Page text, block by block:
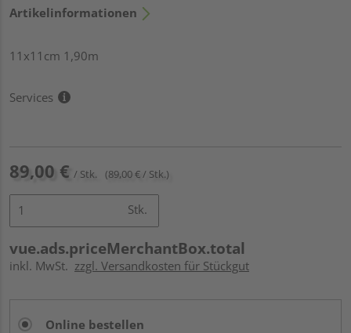
Artikelinformationen
11x11cm 1,90m
Services
89,00 € / Stk. (89,00 € / Stk.)
Stk.
vue.ads.priceMerchantBox.total
inkl. MwSt. zzgl. Versandkosten für Stückgut
Online bestellen